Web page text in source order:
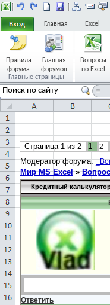
Главная Excel
Правила
форума
Главная
форумов
Главные страницы
Вопросы
по Excel
Страница 1 из 2 1 2
Модератор форума:
Мир MS Excel »
Кредитный
Ответить